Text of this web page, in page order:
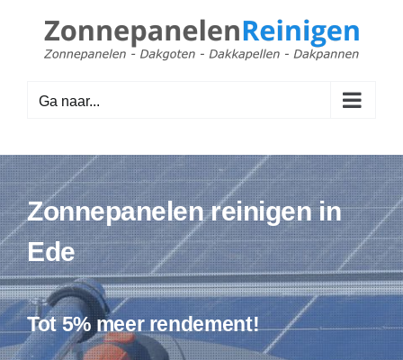
inhoud
Ga naar...
Zonnepanelen reinigen in
Ede
Tot 5% meer rendement!